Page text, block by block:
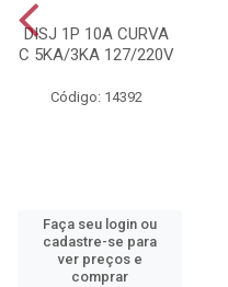
DISJ 1P 10A CURVA
C 5KA/3KA 127/220V
Código: 14392
Faça seu login ou
cadastre-se para
ver preços e
comprar